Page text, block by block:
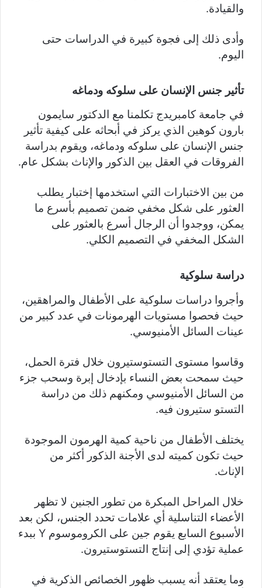
والقيادة.
وأدى ذلك إلى فجوة كبيرة في الدراسات حتى
اليوم.
تأثير جنس الإنسان على سلوكه ودماغه
في جامعة كامبريدج تكلمنا مع الدكتور سايمون
بارون كوهين الذي يركز في أبحاثه على كيفية تأثير
جنس الإنسان على سلوكه ودماغه، ويقوم بدراسة
الفروقات في العقل بين الذكور والإناث بشكل عام.
من بين الاختبارات التي استخدمها إختبار يطلب
العثور على شكل مخفي ضمن تصميم بأسرع ما
يمكن، ووجدوا أن الرجال أسرع بالعثور على
الشكل المخفي في التصميم الكلي.
دراسة سلوكية
وأجروا دراسات سلوكية على الأطفال والمراهقين،
حيث فحصوا مستويات الهرمونات في عدد كبير من
عينات السائل الأمنيوسي.
وقاسوا مستوى التستوستيرون خلال فترة الحمل،
حيث سمحت بعض النساء بإدخال إبرة وسحب جزء
من السائل الأمنيوسي ومكنهم ذلك من دراسة
التستو ستيرون فيه.
يختلف الأطفال من ناحية كمية الهرمون الموجودة
حيث تكون كميته لدى الأجنة الذكور أكثر من
الإناث.
خلال المراحل المبكرة من تطور الجنين لا تظهر
الأعضاء التناسلية أي علامات تحدد الجنس، لكن بعد
الأسبوع السابع يقوم جين على الكروموسوم Y ببدء
عملية تؤدي إلى إنتاج التستوستيرون.
وما يعتقد أنه يسبب ظهور الخصائص الذكرية في